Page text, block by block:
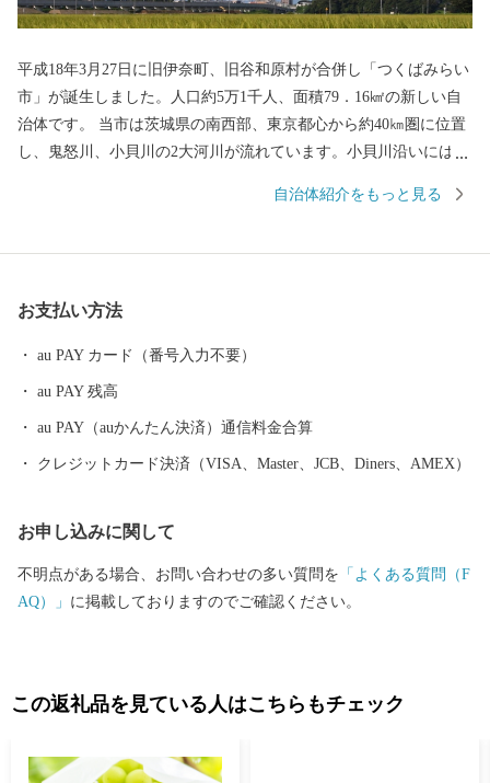
平成18年3月27日に旧伊奈町、旧谷和原村が合併し「つくばみらい
市」が誕生しました。人口約5万1千人、面積79．16㎢の新しい自
治体です。 当市は茨城県の南西部、東京都心から約40㎞圏に位置
し、鬼怒川、小貝川の2大河川が流れています。小貝川沿いには、
地が形成され首都圏近郊都市に位置付けされています。 道路網
速鉄道「つくばエクスプレス」が走り、みらい平駅から東京秋葉
備され、新しいまちづくり進んでいます。 また、市内には首都圏
内で唯一、時代劇のロケが出来る施設である「ワープステーショ
ン江戸」をはじめ、関東三大不動尊である「板橋不動尊」や茨城
ど、多くの観光名所があります。 ぜひ魅力あふれる当市まで実際
自治体紹介をもっと見る
お支払い方法
au PAY カード（番号入力不要）
au PAY 残高
au PAY（auかんたん決済）通信料金合算
クレジットカード決済（VISA、Master、JCB、Diners、AMEX）
お申し込みに関して
不明点がある場合、お問い合わせの多い質問を 「よくある質問（F
AQ）」 に掲載しておりますのでご確認ください。
この返礼品を見ている人はこちらもチェック